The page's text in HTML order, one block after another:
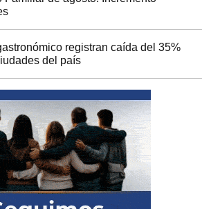
registran caída del 35%
del país